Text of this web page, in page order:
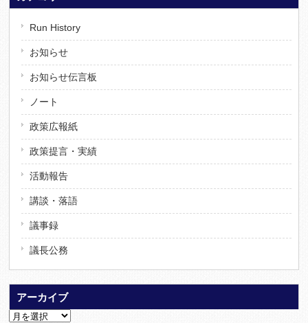
Run History
お知らせ
お知らせ伝言板
ノート
政策広報紙
政策提言・実績
活動報告
講談・落語
議事録
議長公務
アーカイブ
ア